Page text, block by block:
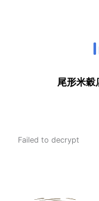
尾形米穀
Failed to decrypt